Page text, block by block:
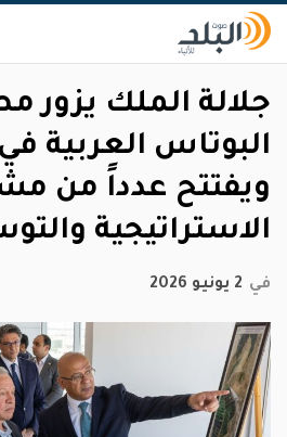
جلالة الملك يزور
البوتاس العربية
ويفتتح عدداً من
الاستراتيجية
في 2 يونيو 2026